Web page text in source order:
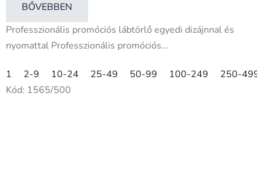
BŐVEBBEN
Professzionális promóciós lábtörlő egyedi dizájnnal és
nyomattal Professzionális promóciós...
1 2-9 10-24 25-49 50-99 100-249
250-499
Kód: 1565/500